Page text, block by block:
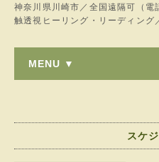
神奈川県川崎市／全国遠隔可（
触透視ヒーリング・リーディング
MENU ▼
スケ